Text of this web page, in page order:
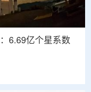
6.69亿个星系数